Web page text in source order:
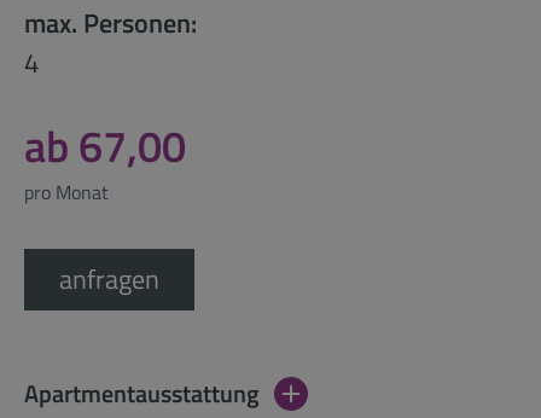
max. Personen:
4
ab 67,00
pro Monat
anfragen
Apartmentausstattung